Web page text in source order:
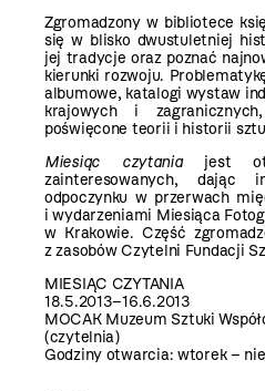
Zgromadzony w bibliotece
się w blisko dwustuletniej
jej tradycje oraz poznać
kierunki rozwoju.
albumowe, katalogi wystaw
krajowych i
poświęcone teorii i historii
Miesiąc czytaniajest
zainteresowanych, dając
odpoczynku w przerwach
i wydarzeniami Miesiąca
w Krakowie. Część
z zasobów Czytelni Fundacji
MIESIĄC CZYTANIA
18.5.2013–16.6.2013
MOCAK Muzeum Sztuki
(czytelnia)
Godziny otwarcia: wtorek –